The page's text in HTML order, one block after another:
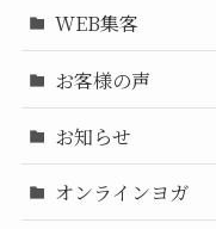
WEB集客
お客様の声
お知らせ
オンラインヨガ